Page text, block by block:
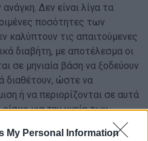
My Personal Information
Δεν είναι λίγα τα
ποσότητες των
καλύπτουν τις απαιτούμενες
διαβήτη, με αποτέλεσμα οι
σε μηνιαία βάση να ξοδεύουν
διαθέτουν, ώστε να
ή να περιορίζονται σε αυτά
για την υγεία των
και πολλούς ενήλικες
1 κυρίως φοιτητές και